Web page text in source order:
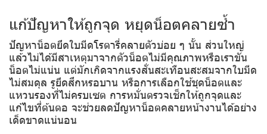
แก้ปัญหาให้ถูกจุด หยุดน็อตคลายซ้ำ
ปัญหาน็อตยึดใบมีดโรตารี่คลายตัวบ่อย ๆ นั้น ส่วนใหญ่
แล้วไม่ได้มีสาเหตุมาจากตัวน็อตไม่มีคุณภาพหรือเราขัน
น็อตไม่แน่น แต่มักเกิดจากแรงสั่นสะเทือนสะสมจากใบมีด
ไม่สมดุล รูยึดสึกหรอบาน หรือการเลือกใช้ชุดน็อตและ
แหวนรองที่ไม่ครบเซต การหมั่นตรวจเช็กให้ถูกจุดและ
แก้ไขที่ต้นตอ จะช่วยลดปัญหาน็อตคลายหน้างานได้อย่าง
เด็ดขาดแน่นอน